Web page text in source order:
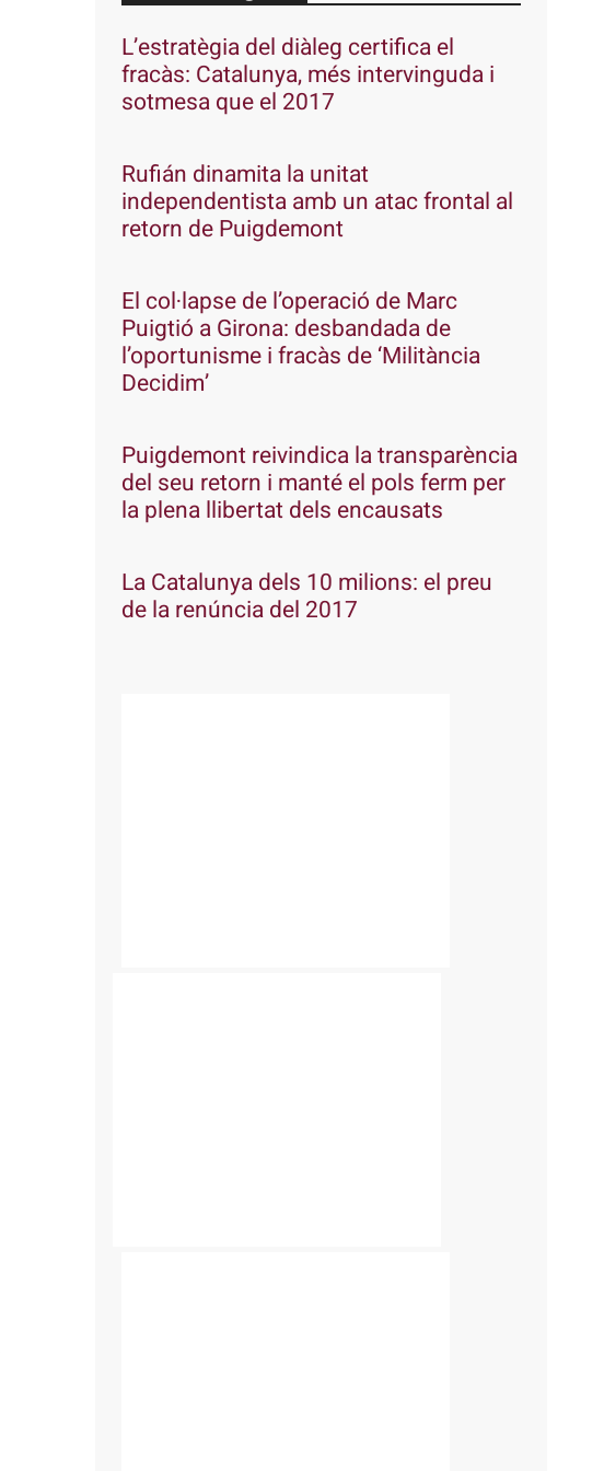
L’estratègia del diàleg certifica el
fracàs: Catalunya, més intervinguda i
sotmesa que el 2017
Rufián dinamita la unitat
independentista amb un atac frontal al
retorn de Puigdemont
El col·lapse de l’operació de Marc
Puigtió a Girona: desbandada de
l’oportunisme i fracàs de ‘Militància
Decidim’
Puigdemont reivindica la transparència
del seu retorn i manté el pols ferm per
la plena llibertat dels encausats
La Catalunya dels 10 milions: el preu
de la renúncia del 2017